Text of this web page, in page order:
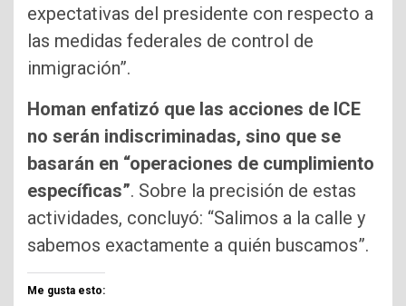
expectativas del presidente con respecto a
las medidas federales de control de
inmigración”.
Homan enfatizó que las acciones de ICE
no serán indiscriminadas, sino que se
basarán en “operaciones de cumplimiento
específicas”. Sobre la precisión de estas
actividades, concluyó: “Salimos a la calle y
sabemos exactamente a quién buscamos”.
Me gusta esto: